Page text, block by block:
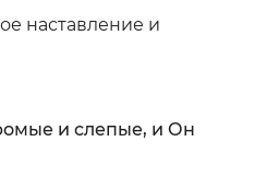
наставление и
и слепые, и Он